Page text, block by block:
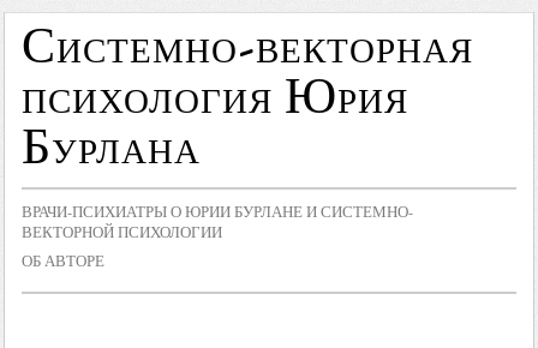
Системно-векторная
психология Юрия
Бурлана
ВРАЧИ-ПСИХИАТРЫ О ЮРИИ БУРЛАНЕ И СИСТЕМНО-
ВЕКТОРНОЙ ПСИХОЛОГИИ
ОБ АВТОРЕ